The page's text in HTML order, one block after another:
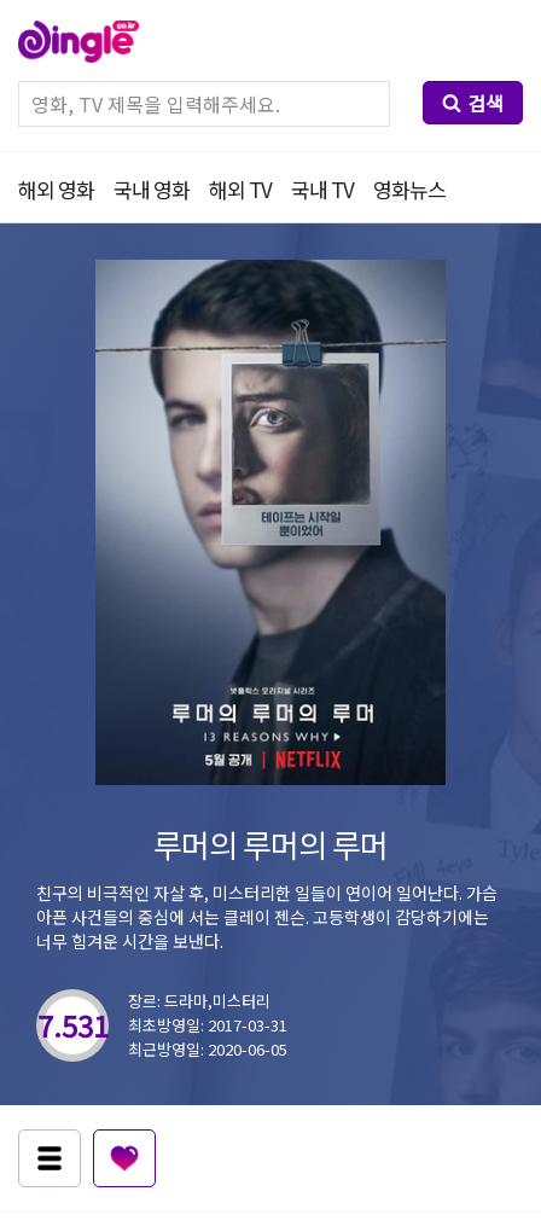
검색
해외 영화 국내 영화 해외 TV 국내 TV 영화뉴스
루머의 루머의 루머
친구의 비극적인 자살 후, 미스터리한 일들이 연이어 일어난다. 가슴
아픈 사건들의 중심에 서는 클레이 젠슨. 고등학생이 감당하기에는
너무 힘겨운 시간을 보낸다.
7.531
장르: 드라마,미스터리
최초방영일: 2017-03-31
최근방영일: 2020-06-05